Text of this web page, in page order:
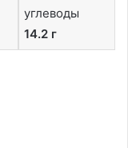
углеводы
14.2 г